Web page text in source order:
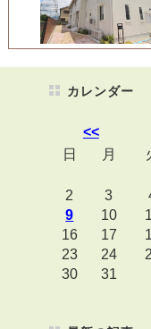
カレンダー
<<
日
月
2
3
9
10
16
17
23
24
30
31